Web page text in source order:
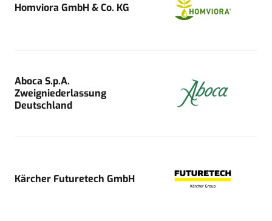
Homviora GmbH & Co. KG
Aboca S.p.A.
Zweigniederlassung
Deutschland
Kärcher Futuretech GmbH